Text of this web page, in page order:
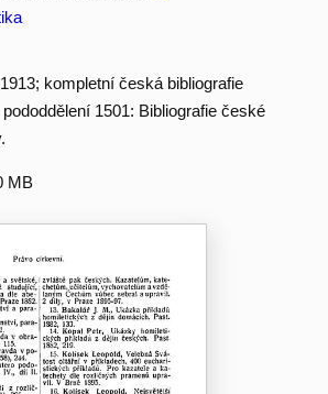
kompletní česká bibliografie
1501: Bibliografie české
MB